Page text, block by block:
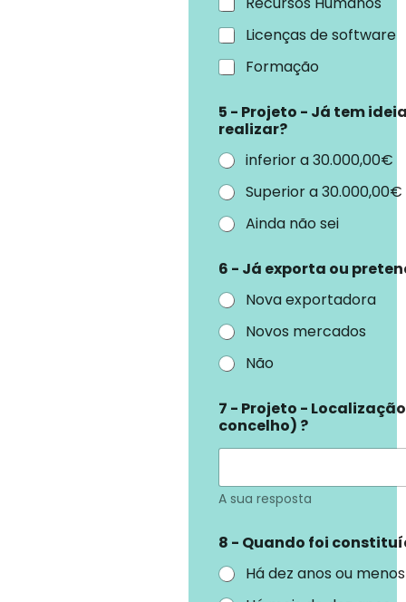
Licenças de software
Formação
5 - Projeto - Já tem
realizar?
inferior a 30.000,00€
Superior a 30.000,00€
Ainda não sei
6 - Já exporta ou
Nova exportadora
Novos mercados
Não
7 - Projeto -
concelho) ?
A sua resposta
8 - Quando foi
Há dez anos ou menos